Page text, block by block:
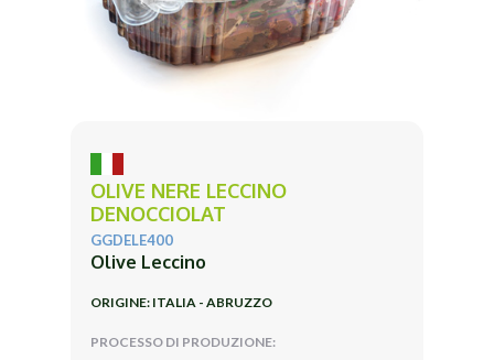
OLIVE NERE LECCINO
DENOCCIOLAT
GGDELE400
Olive Leccino
ORIGINE: ITALIA - ABRUZZO
PROCESSO DI PRODUZIONE: